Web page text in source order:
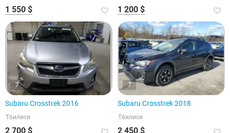
1 550 $ 1 200 $
7
Subaru Crosstrek 2016
Тбилиси
2 700 $
7
Subaru Crosstrek 2018
Тбилиси
2 450 $